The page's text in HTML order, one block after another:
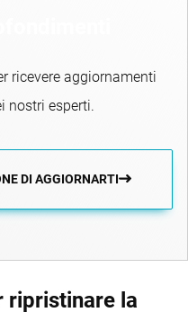
ricevere aggiornamenti
nostri esperti.
DI AGGIORNARTI
ripristinare la